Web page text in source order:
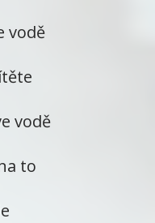
vodě
vodě
to